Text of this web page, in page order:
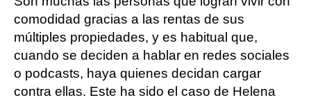
comodidad gracias a las rentas de sus
múltiples propiedades, y es habitual que,
cuando se deciden a hablar en redes sociales
o podcasts, haya quienes decidan cargar
contra ellas. Este ha sido el caso de Helena